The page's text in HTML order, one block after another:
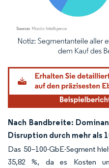
Bild © Mordor Intelligence.
Nach Bandbreite:
Disruption durch mehr als
Das 50–100-GbE-Segment
35,82 %, da es Kosten